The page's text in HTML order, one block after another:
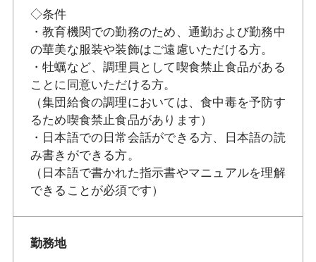
◇条件
・教育機関での勤務のため、通勤および勤務中
の華美な服装や装飾はご遠慮いただける方。
・牡蠣など、調理員として喫食禁止食品がある
ことに同意いただける方。
（集団給食の調理においては、食中毒を予防す
るため喫食禁止食品があります）
・日本語での日常会話ができる方、日本語の読
み書きができる方。
（日本語で書かれた指示書やマニュアルを理解
できることが必須です）
勤務地